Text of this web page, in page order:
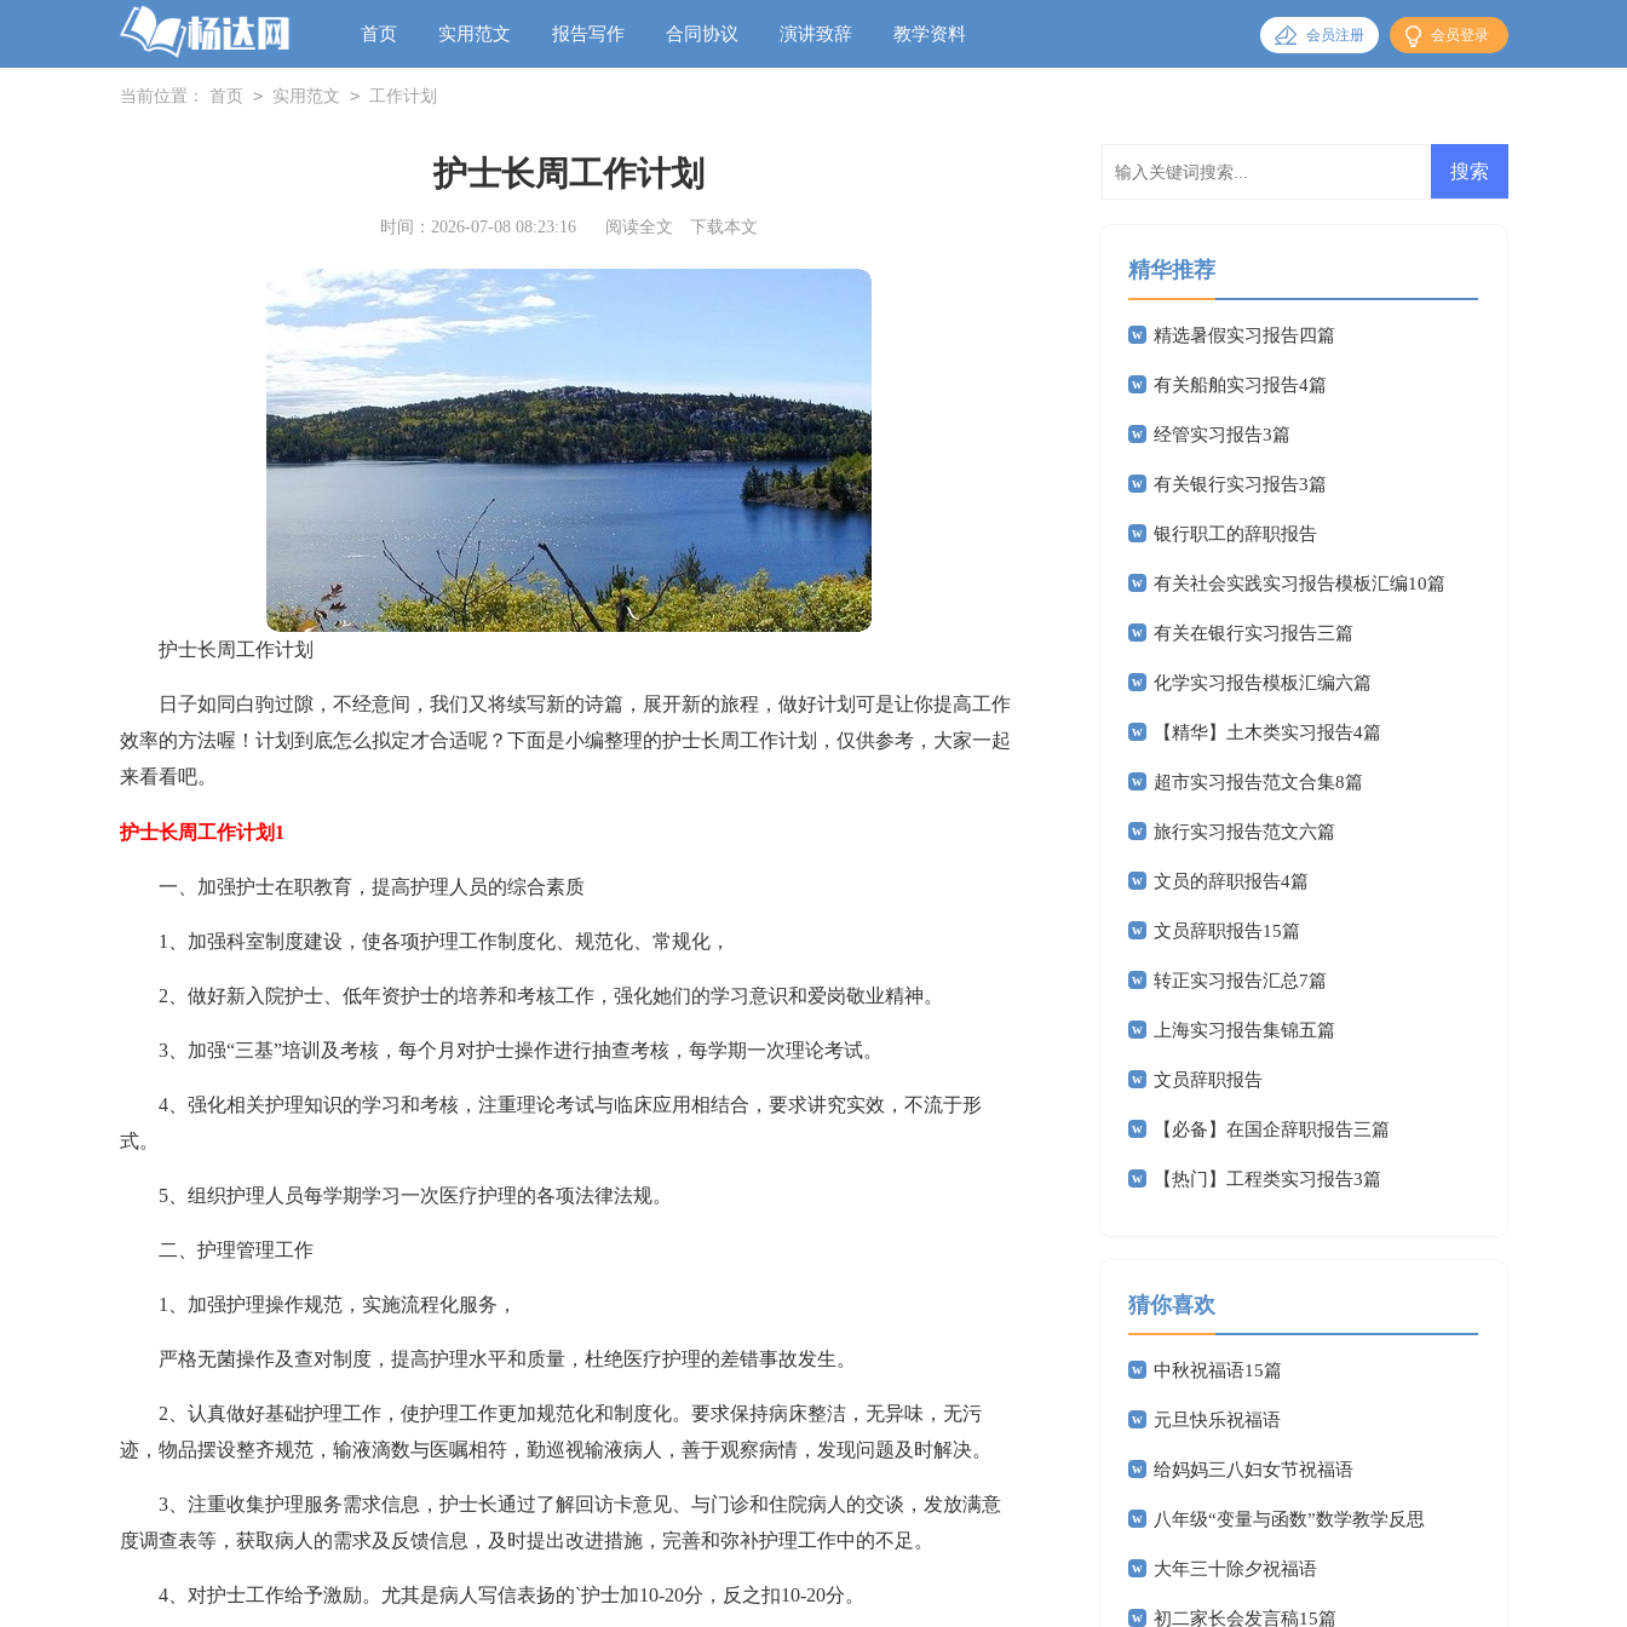
首页 实用范文 报告写作 合同协议 演讲致辞 教学资料 会员登录
会员注册
当前位置： 首页 > 实用范文 > 工作计划
护士长周工作计划
时间：2026-07-08 08:23:16 阅读全文 下载本文
护士长周工作计划
日子如同白驹过隙，不经意间，我们又将续写新的诗篇，展开新的旅程，做好计划可是让你提高工作
效率的方法喔！计划到底怎么拟定才合适呢？下面是小编整理的护士长周工作计划，仅供参考，大家一起
来看看吧。
护士长周工作计划1
一、加强护士在职教育，提高护理人员的综合素质
1、加强科室制度建设，使各项护理工作制度化、规范化、常规化，
2、做好新入院护士、低年资护士的培养和考核工作，强化她们的学习意识和爱岗敬业精神。
3、加强“三基”培训及考核，每个月对护士操作进行抽查考核，每学期一次理论考试。
4、强化相关护理知识的学习和考核，注重理论考试与临床应用相结合，要求讲究实效，不流于形
式。
5、组织护理人员每学期学习一次医疗护理的各项法律法规。
二、护理管理工作
1、加强护理操作规范，实施流程化服务，
严格无菌操作及查对制度，提高护理水平和质量，杜绝医疗护理的差错事故发生。
2、认真做好基础护理工作，使护理工作更加规范化和制度化。要求保持病床整洁，无异味，无污
迹，物品摆设整齐规范，输液滴数与医嘱相符，勤巡视输液病人，善于观察病情，发现问题及时解决。
3、注重收集护理服务需求信息，护士长通过了解回访卡意见、与门诊和住院病人的交谈，发放满意
度调查表等，获取病人的需求及反馈信息，及时提出改进措施，完善和弥补护理工作中的不足。
4、对护士工作给予激励。尤其是病人写信表扬的`护士加10-20分，反之扣10-20分。
精华推荐
精选暑假实习报告四篇
有关船舶实习报告4篇
经管实习报告3篇
有关银行实习报告3篇
银行职工的辞职报告
有关社会实践实习报告模板汇编10篇
有关在银行实习报告三篇
化学实习报告模板汇编六篇
【精华】土木类实习报告4篇
超市实习报告范文合集8篇
旅行实习报告范文六篇
文员的辞职报告4篇
文员辞职报告15篇
转正实习报告汇总7篇
上海实习报告集锦五篇
文员辞职报告
【必备】在国企辞职报告三篇
【热门】工程类实习报告3篇
猜你喜欢
中秋祝福语15篇
元旦快乐祝福语
给妈妈三八妇女节祝福语
八年级“变量与函数”数学教学反思
大年三十除夕祝福语
初二家长会发言稿15篇